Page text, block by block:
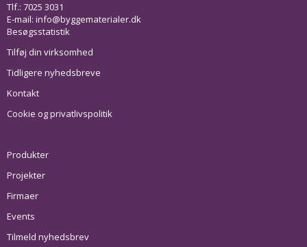
Tlf.: 7025 3031
E-mail: info@byggematerialer.dk
Besøgsstatistik
Tilføj din virksomhed
Tidligere nyhedsbreve
Kontakt
Cookie og privatlivspolitik
Produkter
Projekter
Firmaer
Events
Tilmeld nyhedsbrev